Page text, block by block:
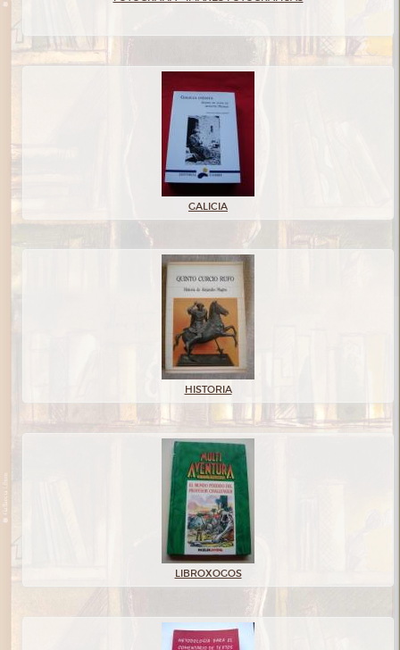
GALICIA
HISTORIA
LIBROXOGOS